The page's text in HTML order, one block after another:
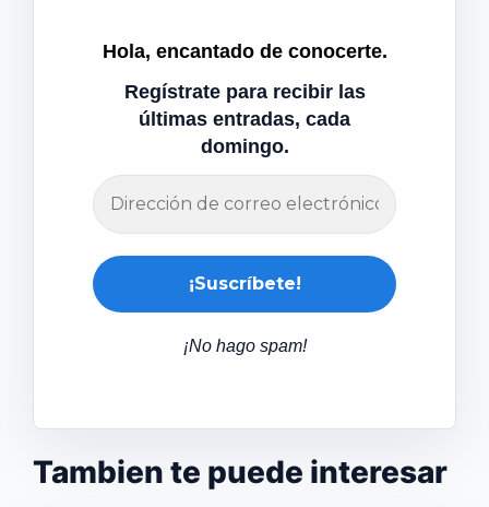
Hola, encantado de conocerte.
Regístrate para recibir las
últimas entradas, cada
domingo.
¡No hago spam!
Tambien te puede interesar